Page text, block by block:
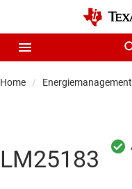
Home Energiemanagement
LM25183